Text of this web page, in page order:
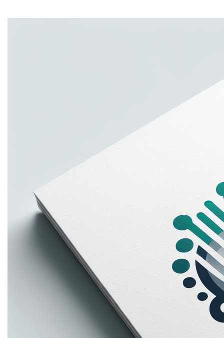
Contact Ontdek meer domeinen
Ontdek de grenzeloze mogelijkheden van
! Deze unieke domeinnaam is perfect
versterkt uw online aanwezigheid, verbetert uw
merkidentiteit en biedt een onvergetelijke URL voor uw
bezoekers. Mis deze kans niet!
Mogelijke toepassingen
Zakelijke Samenwerkingshub
Maak van partnerships.be een centrale plek voor